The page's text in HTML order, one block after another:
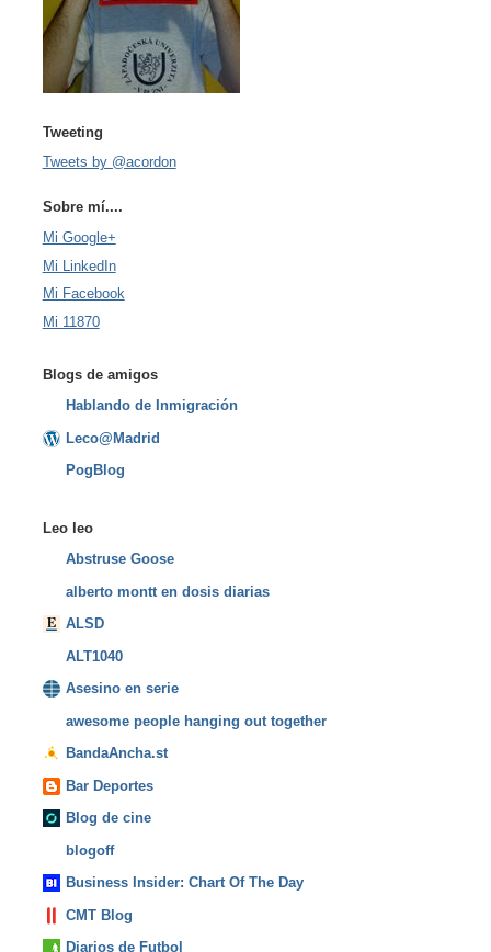
Tweeting
Tweets by @acordon
Sobre mí....
Mi Google+
Mi LinkedIn
Mi Facebook
Mi 11870
Blogs de amigos
Hablando de Inmigración
Leco@Madrid
PogBlog
Leo leo
Abstruse Goose
alberto montt en dosis diarias
ALSD
ALT1040
Asesino en serie
awesome people hanging out together
BandaAncha.st
Bar Deportes
Blog de cine
blogoff
Business Insider: Chart Of The Day
CMT Blog
Diarios de Futbol